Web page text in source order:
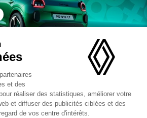
avancés d’aide à la